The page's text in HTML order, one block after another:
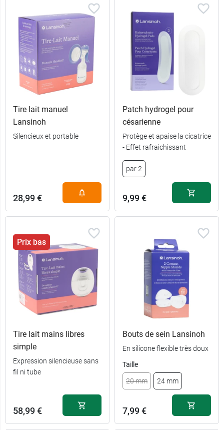
Tire lait manuel
Lansinoh
Silencieux et portable
28,99 €
Patch hydrogel pour
césarienne
Protège et apaise la cicatrice
- Effet rafraichissant
par 2
9,99 €
Prix bas
Tire lait mains libres
simple
Expression silencieuse sans
fil ni tube
58,99 €
Bouts de sein Lansinoh
En silicone flexible très doux
Taille
20 mm 24 mm
7,99 €